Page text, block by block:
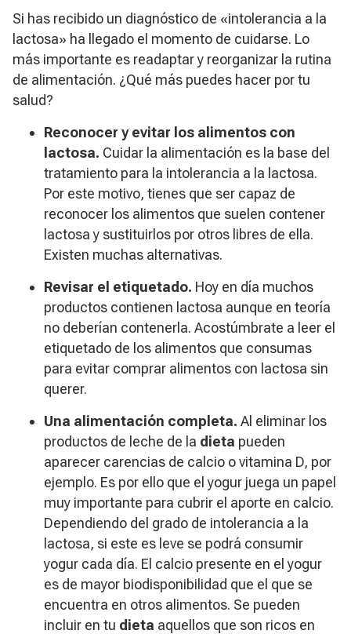
Si has recibido un diagnóstico de «intolerancia a la
lactosa» ha llegado el momento de cuidarse. Lo
más importante es readaptar y reorganizar la rutina
de alimentación. ¿Qué más puedes hacer por tu
salud?
Reconocer y evitar los alimentos con
lactosa. Cuidar la alimentación es la base del
tratamiento para la intolerancia a la lactosa.
Por este motivo, tienes que ser capaz de
reconocer los alimentos que suelen contener
lactosa y sustituirlos por otros libres de ella.
Existen muchas alternativas.
Revisar el etiquetado. Hoy en día muchos
productos contienen lactosa aunque en teoría
no deberían contenerla. Acostúmbrate a leer el
etiquetado de los alimentos que consumas
para evitar comprar alimentos con lactosa sin
querer.
Una alimentación completa. Al eliminar los
productos de leche de la dieta pueden
aparecer carencias de calcio o vitamina D, por
ejemplo. Es por ello que el yogur juega un papel
muy importante para cubrir el aporte en calcio.
Dependiendo del grado de intolerancia a la
lactosa, si este es leve se podrá consumir
yogur cada día. El calcio presente en el yogur
es de mayor biodisponibilidad que el que se
encuentra en otros alimentos. Se pueden
incluir en tu dieta aquellos que son ricos en